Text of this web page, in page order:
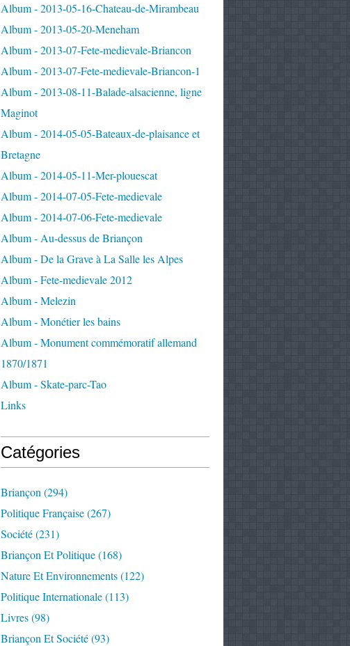
Album - 2013-05-16-Chateau-de-Mirambeau
Album - 2013-05-20-Meneham
Album - 2013-07-Fete-medievale-Briancon
Album - 2013-07-Fete-medievale-Briancon-1
Album - 2013-08-11-Balade-alsacienne, ligne
Maginot
Album - 2014-05-05-Bateaux-de-plaisance et
Bretagne
Album - 2014-05-11-Mer-plouescat
Album - 2014-07-05-Fete-medievale
Album - 2014-07-06-Fete-medievale
Album - Au-dessus de Briançon
Album - De la Grave à La Salle les Alpes
Album - Fete-medievale 2012
Album - Melezin
Album - Monétier les bains
Album - Monument commémoratif allemand
1870/1871
Album - Skate-parc-Tao
Links
Catégories
Briançon (294)
Politique Française(267)
Société(231)
Briançon Et Politique(168)
Nature Et Environnements(122)
Politique Internationale(113)
Livres(98)
Briançon Et Société(93)